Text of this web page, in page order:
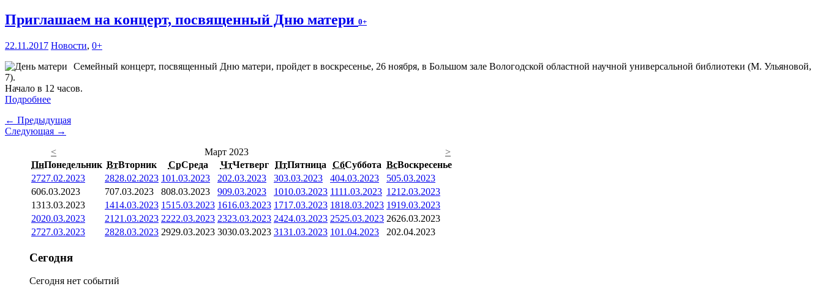
Приглашаем на концерт, посвященный Дню матери 0+
22.11.2017 Новости, 0+
Семейный концерт, посвященный Дню матери, пройдет в воскресенье, 26 ноября, в Большом зале Вологодской областной научной универсальной библиотеки (М. Ульяновой,
7).
Начало в 12 часов.
Подробнее
← Предыдущая
Следующая →
<
Март 2023
>
ПнПонедельник ВтВторник СрСреда ЧтЧетверг ПтПятница СбСуббота ВсВоскресенье
2727.02.2023 2828.02.2023 101.03.2023 202.03.2023 303.03.2023 404.03.2023 505.03.2023
606.03.2023 707.03.2023 808.03.2023 909.03.2023 1010.03.2023 1111.03.2023 1212.03.2023
1313.03.2023 1414.03.2023 1515.03.2023 1616.03.2023 1717.03.2023 1818.03.2023 1919.03.2023
2020.03.2023 21 21.03.2023 2222.03.2023 2323.03.2023 2424.03.2023 2525.03.2023 2626.03.2023
2727.03.2023 2828.03.2023 2929.03.2023 3030.03.2023 3131.03.2023 101.04.2023 202.04.2023
Сегодня
Сегодня нет событий